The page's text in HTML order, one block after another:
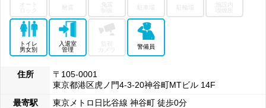
喫煙所
トイレ
男女別
入退室
管理
カメラ
警備員
住所
〒105-0001
東京都港区虎ノ門4-3-20神谷町MTビル 14F
最寄駅
東京メトロ日比谷線 神谷町 徒歩0分